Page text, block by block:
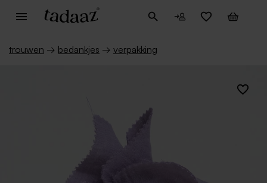
trouwen → bedankjes → verpakking